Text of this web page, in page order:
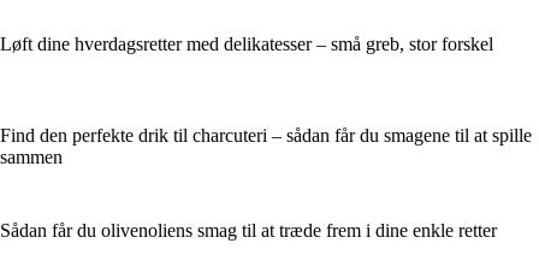
Løft dine hverdagsretter med delikatesser – små greb, stor forskel
Find den perfekte drik til charcuteri – sådan får du smagene til at spille
sammen
Sådan får du olivenoliens smag til at træde frem i dine enkle retter